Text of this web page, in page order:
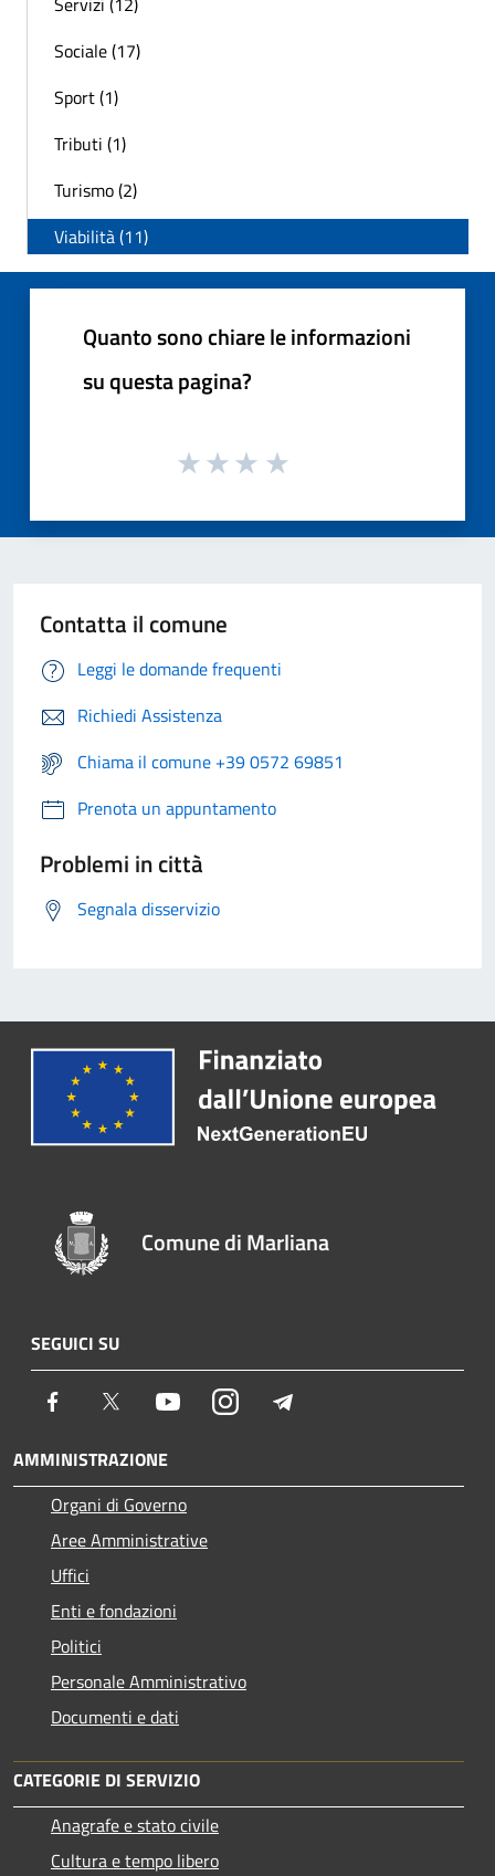
Sociale (17)
Sport (1)
Tributi (1)
Turismo (2)
Viabilità (11)
Quanto sono chiare le informazioni
su questa pagina?
Contatta il comune
Leggi le domande frequenti
Richiedi Assistenza
Chiama il comune +39 0572 69851
Prenota un appuntamento
Problemi in città
Segnala disservizio
Comune di Marliana
SEGUICI SU
Facebook Twitter YoutubeInstagram
AMMINISTRAZIONE
Organi di Governo
Aree Amministrative
Uffici
Enti e fondazioni
Politici
Personale Amministrativo
Documenti e dati
CATEGORIE DI SERVIZIO
Anagrafe e stato civile
Cultura e tempo libero